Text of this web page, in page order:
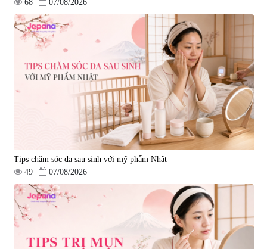
68 07/08/2026
Tips chăm sóc da sau sinh với mỹ phẩm Nhật
49
07/08/2026